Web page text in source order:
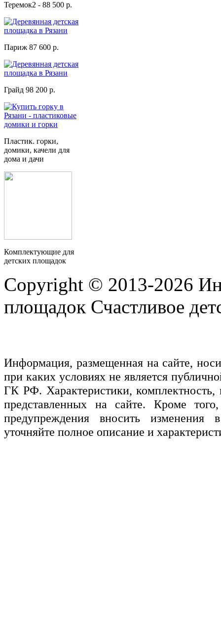
Теремок2 - 88 500 р.
Париж 87 600 р.
Грайд 98 200 р.
Пластик. горки,
домики, качели для
дома и дачи
Комплектующие для
детских площадок
Copyright © 2013-2026
площадок Счастливое
Информация, размещенная на сайте,
при каких условиях не является
ГК РФ. Характеристики,
представленных на сайте. Кроме
предупреждения вносить изменения
уточняйте полное описание и